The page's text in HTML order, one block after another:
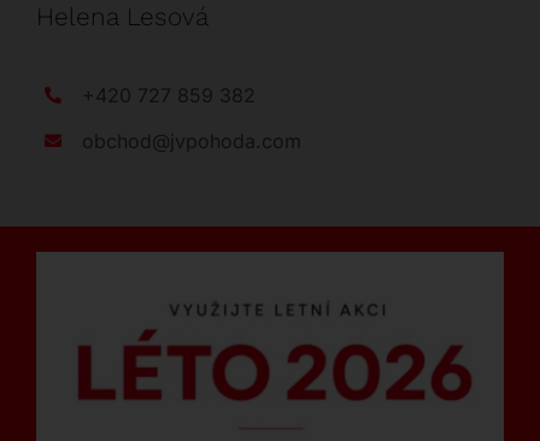
Helena Lesová
+420 727 859 382
obchod@jvpohoda.com